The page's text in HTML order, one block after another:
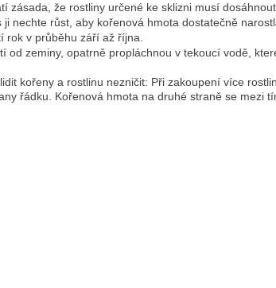
zásada, že rostliny určené ke sklizni musí
nechte růst, aby kořenová hmota dostatečně
rok v průběhu září až října.
od zeminy, opatrně propláchnou v tekoucí vodě,
kořeny a rostlinu nezničit: Při zakoupení více
řádku. Kořenová hmota na druhé straně se mezi